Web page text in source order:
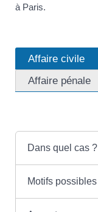
à Paris.
Affaire civile
Affaire pénale
Dans quel cas ?
Motifs possibles